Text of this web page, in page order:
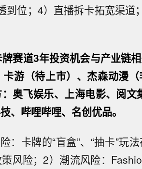
到位；4）直播拆卡拓宽渠道
赛道3年投资机会与产业链相
游（待上市）、杰森动漫
奥飞娱乐、上海电影、阅文
、哔哩哔哩、名创优品。
：卡牌的“盲盒”、“抽卡”玩
风险；2）潮流风险：